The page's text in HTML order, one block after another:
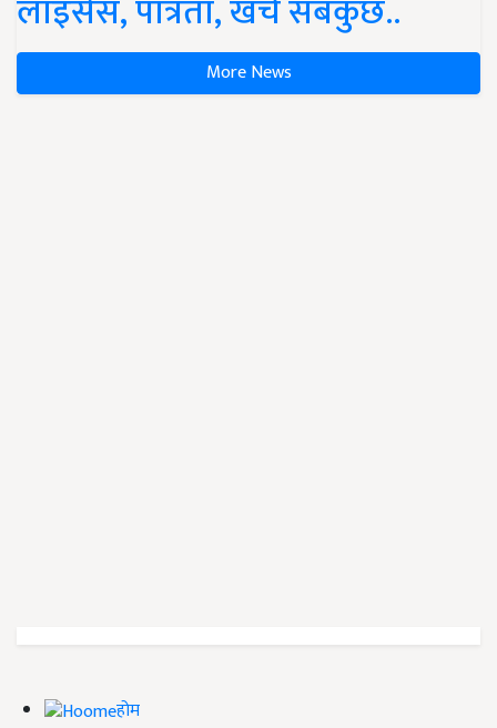
लाइसेंस, पात्रता, खर्च सबकुछ..
More News
होम